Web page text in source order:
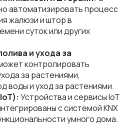
автоматизировать процесс
жалюзи и штор в
суток или других
и ухода за
контролировать
за растениями,
воды и уход за растениями.
Устройства и сервисы IoT
с системой KNX
умного дома.